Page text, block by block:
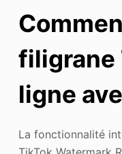
filigrane
ligne
La fonctionnalité